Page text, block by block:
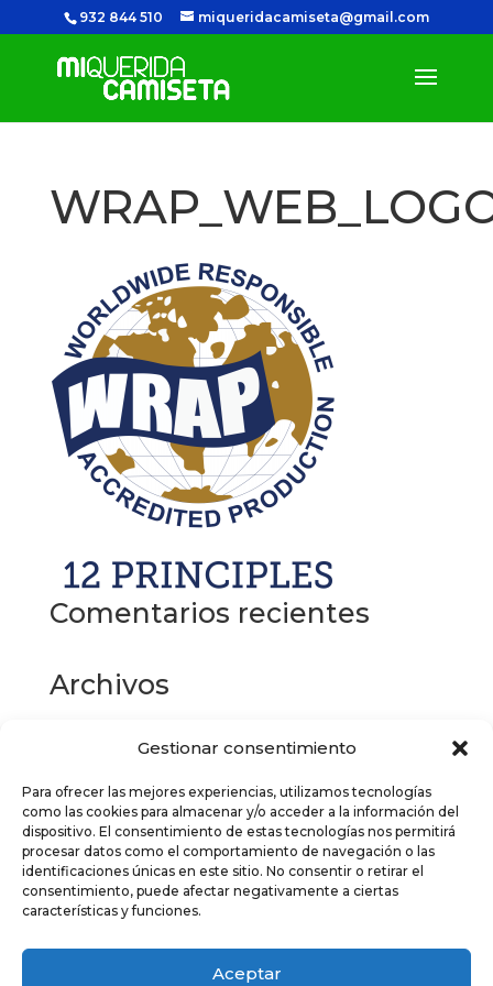
Gestionar consentimiento
Para ofrecer las mejores experiencias, utilizamos tecnologías
como las cookies para almacenar y/o acceder a la información del
dispositivo. El consentimiento de estas tecnologías nos permitirá
procesar datos como el comportamiento de navegación o las
identificaciones únicas en este sitio. No consentir o retirar el
consentimiento, puede afectar negativamente a ciertas
características y funciones.
Aceptar
932 844 510 miqueridacamiseta@gmail.com
Comentarios recientes
Archivos
Categorías
No hay categorías
Meta
Acceder
Feed de entradas
Feed de comentarios